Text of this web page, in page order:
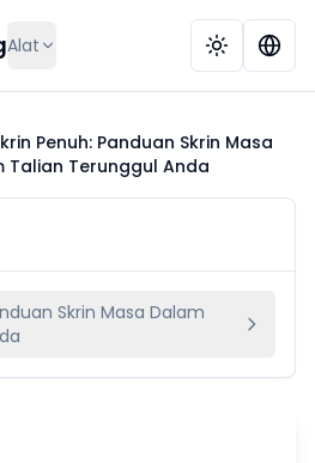
Alat
Penuh: Panduan Skrin Masa
Talian Terunggul Anda
Skrin Masa Dalam